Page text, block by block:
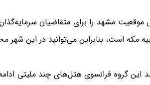
مکه است، بنابراین می‌توانید در این شهر
این گروه فرانسوی هتل‌های چند ملیتی